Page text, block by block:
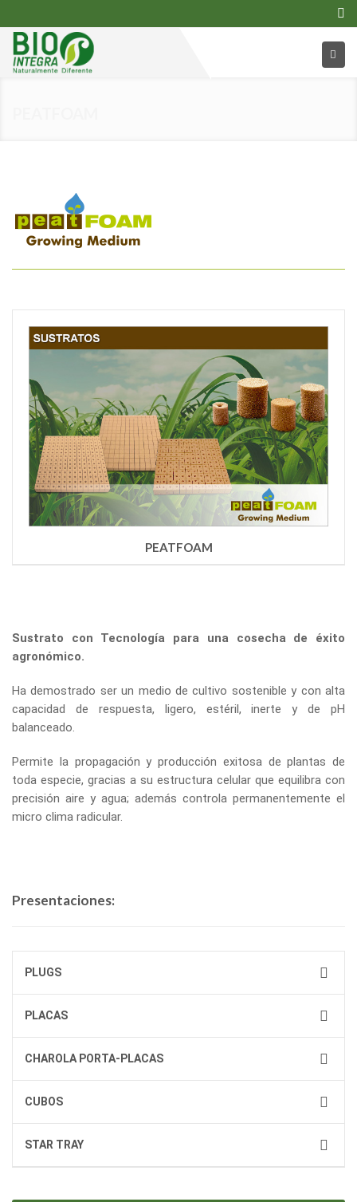
PEATFOAM
Sustrato con Tecnología para una cosecha de éxito
agronómico.
Ha demostrado ser un medio de cultivo sostenible y con alta
capacidad de respuesta, ligero, estéril, inerte y de pH
balanceado.
Permite la propagación y producción exitosa de plantas de
toda especie, gracias a su estructura celular que equilibra con
precisión aire y agua; además controla permanentemente el
micro clima radicular.
Presentaciones:
PLUGS
PLACAS
CHAROLA PORTA-PLACAS
CUBOS
STAR TRAY